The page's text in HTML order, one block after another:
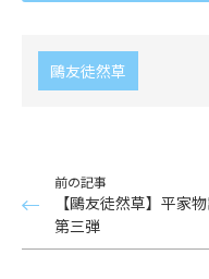
鷗友徒然草
前の記事
【鷗友徒然草】平家
第三弾